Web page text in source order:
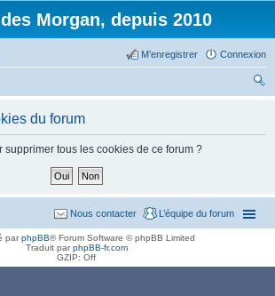
Morgan, depuis 2010
Connexion
M’enregistrer
du forum
supprimer tous les cookies de ce forum ?
L’équipe du forum
Nous contacter
parphpBB® Forum Software © phpBB Limited
Traduit parphpBB-fr.com
GZIP: Off